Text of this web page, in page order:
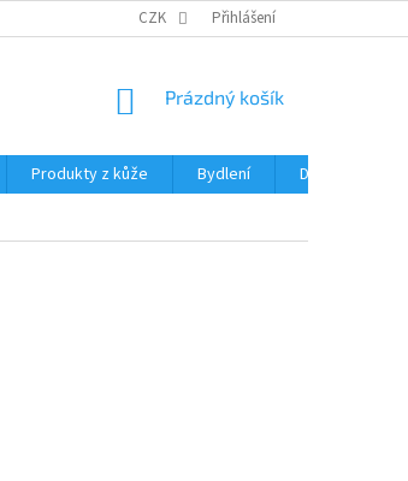
CZK Přihlášení
NÁKUPNÍ
Prázdný košík
Produkty z kůže Bydlení
Domácnost